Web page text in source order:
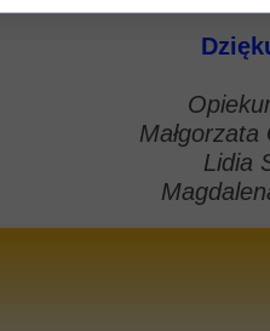
Małgorzata
Lidia